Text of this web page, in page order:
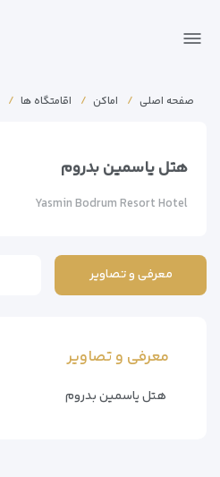
صفحه اصلی اماکن اقامتگاه ها
هتل یاسمین بدروم
Yasmin Bodrum Resort Hotel
معرفی و تصاویر
معرفی و تصاویر
هتل یاسمین بدروم